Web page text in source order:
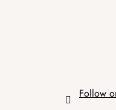
Follow